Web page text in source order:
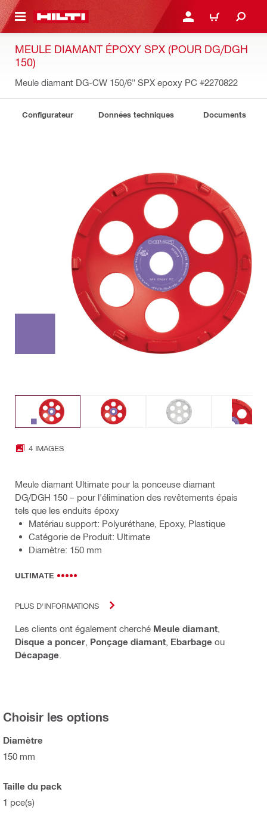
CONTENT CONNEXION OU
PANIER
MEULE DIAMANT ÉPOXY SPX (POUR DG/DGH
150)
Meule diamant DG-CW 150/6" SPX epoxy PC #2270822
Configurateur Données techniques Documents
4 IMAGES
Meule diamant Ultimate pour la ponceuse diamant
DG/DGH 150 – pour l'élimination des revêtements épais
tels que les enduits époxy
Matériau support: Polyuréthane, Epoxy, Plastique
Catégorie de Produit: Ultimate
Diamètre: 150 mm
ULTIMATE
PLUS D'INFORMATIONS
Les clients ont également cherché Meule diamant
Disque a poncer Ponçage diamant Ebarbage ou
Décapage
Choisir les options
Diamètre
150 mm
Taille du pack
1 pce(s)